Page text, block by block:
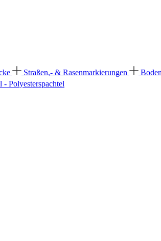
Straßen,- & Rasenmarkierungen
- Polyesterspachtel